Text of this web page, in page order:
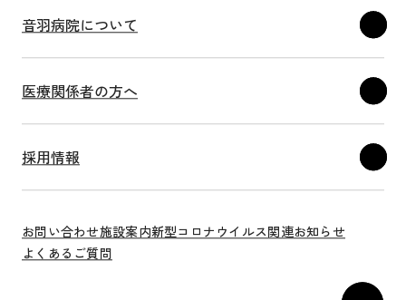
お問い合わせ施設案内新型コロナウイルス関連お知らせ
よくあるご質問
音羽病院について
医療関係者の方へ
採用情報